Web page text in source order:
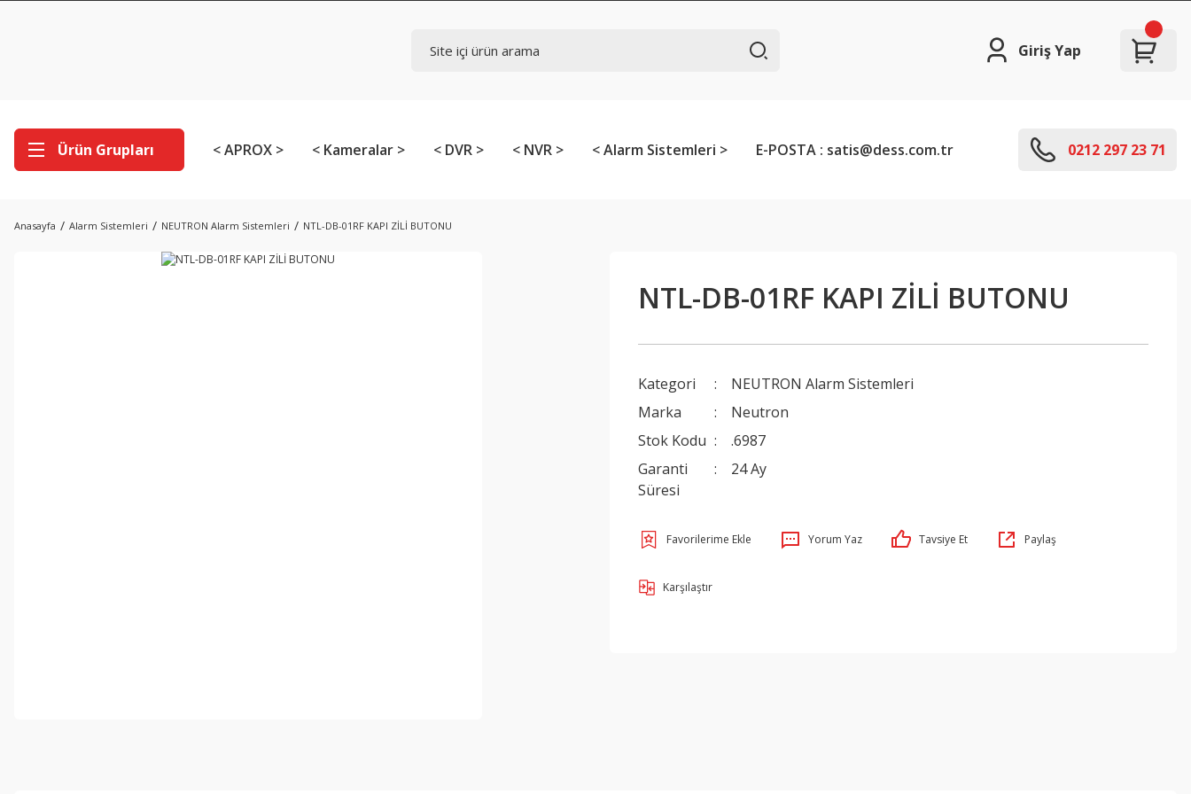
Giriş Yap
Ürün Grupları < APROX > < Kameralar > < DVR > < NVR > < Alarm Sistemleri > E-POSTA : satis@dess.com.tr 0212 297 23 71
Anasayfa Alarm Sistemleri NEUTRON Alarm Sistemleri NTL-DB-01RF KAPI ZİLİ BUTONU
NTL-DB-01RF KAPI ZİLİ BUTONU
Kategori
NEUTRON Alarm Sistemleri
Marka
Neutron
Stok Kodu
.6987
Garanti
Süresi
24 Ay
Yorum Yaz Tavsiye Et Paylaş
Karşılaştır